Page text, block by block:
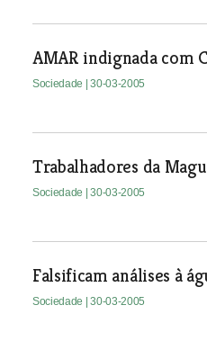
AMAR indignada com
Sociedade | 30-03-2005
Trabalhadores da
Sociedade | 30-03-2005
Falsificam análises à
Sociedade | 30-03-2005